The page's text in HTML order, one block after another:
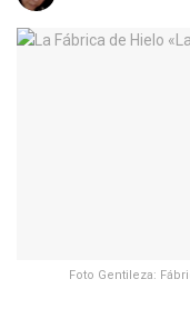
Foto Gentileza: